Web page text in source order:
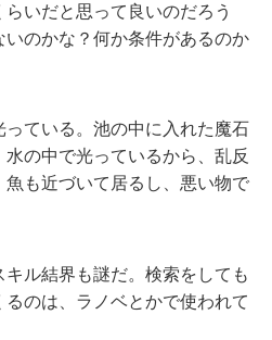
いだと思って良いのだろう
のかな？何か条件があるのか
ている。池の中に入れた魔石
の中で光っているから、乱反
も近づいて居るし、悪い物で
ル結界も謎だ。検索をしても
のは、ラノベとかで使われて